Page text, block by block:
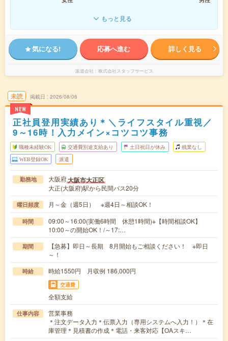
もっと見る
気になる! 応募へ進む 詳しく見る
派遣会社 株式会社スタッフサービス
未読
NEW
掲載日 2026/08/06
正社員登用実績あり＊＼ライフスタイル重視／
9～16時！入力メイン×コツコツ事務
職種未経験OK 交通費別途支給あり 土日祝日が休み 残業なし
WEB登録OK 派遣
勤務地 大阪府大阪市大正区
大正(大阪府)駅から民間バス20分
曜日頻度 月～金（週5日） ※週4日～相談OK！
時間
09:00～16:00(実働6時間 休憩1時間)※【時間相談OK】
10:00～の開始OK！/～17:…
期間
【急募】即日～長期 8月開始もご相談ください！ ※即日
～！
時給 時給1550円 月収例 186,000円
交通費
全額支給
仕事内容
営業事務
＊注文データ入力＊伝票入力（専用システムへ入力！）＊在
庫管理＊見積書の作成＊電話・来客対応【OAスキ…